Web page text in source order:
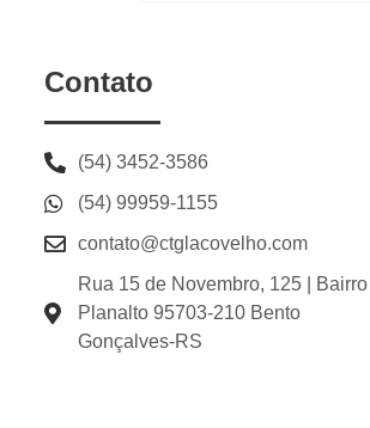
Contato
(54) 3452-3586
(54) 99959-1155
contato@ctglacovelho.com
Rua 15 de Novembro, 125 | Bairro
Planalto 95703-210 Bento
Gonçalves-RS